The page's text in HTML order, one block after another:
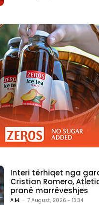
Interi tërhiqet nga
Cristian Romero,
pranë marrëveshjes
A.M. - 7 August, 2026 - 13:34